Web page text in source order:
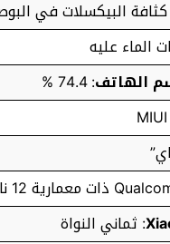
الماء عليه
الهاتف: 74.4 %
: ثماني النواة